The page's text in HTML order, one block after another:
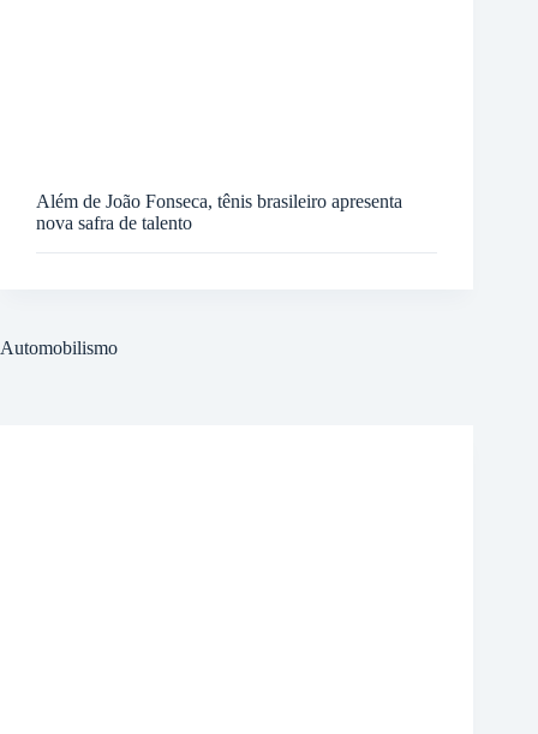
Além de João Fonseca, tênis brasileiro apresenta
nova safra de talento
Automobilismo